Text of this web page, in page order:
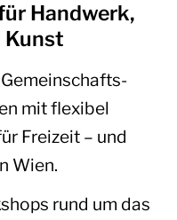
Handwerk,
Kunst
mit flexibel
Freizeit – und
Wien.
rund um das